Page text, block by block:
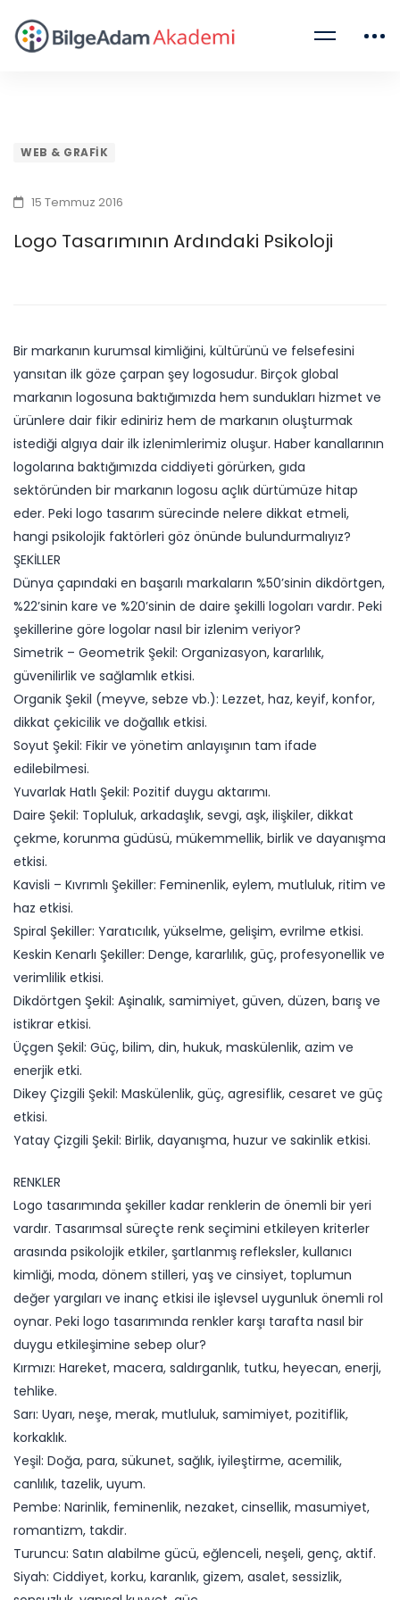
WEB & GRAFIK
15 Temmuz 2016
Logo Tasarımının Ardındaki Psikoloji
Bir markanın kurumsal kimliğini, kültürünü ve felsefesini
yansıtan ilk göze çarpan şey logosudur. Birçok global
markanın logosuna baktığımızda hem sundukları hizmet ve
ürünlere dair fikir ediniriz hem de markanın oluşturmak
istediği algıya dair ilk izlenimlerimiz oluşur. Haber kanallarının
logolarına baktığımızda ciddiyeti görürken, gıda
sektöründen bir markanın logosu açlık dürtümüze hitap
eder. Peki logo tasarım sürecinde nelere dikkat etmeli,
hangi psikolojik faktörleri göz önünde bulundurmalıyız?
ŞEKİLLER
Dünya çapındaki en başarılı markaların %50’sinin dikdörtgen,
%22’sinin kare ve %20’sinin de daire şekilli logoları vardır. Peki
şekillerine göre logolar nasıl bir izlenim veriyor?
Simetrik – Geometrik Şekil: Organizasyon, kararlılık,
güvenilirlik ve sağlamlık etkisi.
Organik Şekil (meyve, sebze vb.): Lezzet, haz, keyif, konfor,
dikkat çekicilik ve doğallık etkisi.
Soyut Şekil: Fikir ve yönetim anlayışının tam ifade
edilebilmesi.
Yuvarlak Hatlı Şekil: Pozitif duygu aktarımı.
Daire Şekil: Topluluk, arkadaşlık, sevgi, aşk, ilişkiler, dikkat
çekme, korunma güdüsü, mükemmellik, birlik ve dayanışma
etkisi.
Kavisli – Kıvrımlı Şekiller: Feminenlik, eylem, mutluluk, ritim ve
haz etkisi.
Spiral Şekiller: Yaratıcılık, yükselme, gelişim, evrilme etkisi.
Keskin Kenarlı Şekiller: Denge, kararlılık, güç, profesyonellik ve
verimlilik etkisi.
Dikdörtgen Şekil: Aşinalık, samimiyet, güven, düzen, barış ve
istikrar etkisi.
Üçgen Şekil: Güç, bilim, din, hukuk, maskülenlik, azim ve
enerjik etki.
Dikey Çizgili Şekil: Maskülenlik, güç, agresiflik, cesaret ve güç
etkisi.
Yatay Çizgili Şekil: Birlik, dayanışma, huzur ve sakinlik etkisi.
RENKLER
Logo tasarımında şekiller kadar renklerin de önemli bir yeri
vardır. Tasarımsal süreçte renk seçimini etkileyen kriterler
arasında psikolojik etkiler, şartlanmış refleksler, kullanıcı
kimliği, moda, dönem stilleri, yaş ve cinsiyet, toplumun
değer yargıları ve inanç etkisi ile işlevsel uygunluk önemli rol
oynar. Peki logo tasarımında renkler karşı tarafta nasıl bir
duygu etkileşimine sebep olur?
Kırmızı: Hareket, macera, saldırganlık, tutku, heyecan, enerji,
tehlike.
Sarı: Uyarı, neşe, merak, mutluluk, samimiyet, pozitiflik,
korkaklık.
Yeşil: Doğa, para, sükunet, sağlık, iyileştirme, acemilik,
canlılık, tazelik, uyum.
Pembe: Narinlik, feminenlik, nezaket, cinsellik, masumiyet,
romantizm, takdir.
Turuncu: Satın alabilme gücü, eğlenceli, neşeli, genç, aktif.
Siyah: Ciddiyet, korku, karanlık, gizem, asalet, sessizlik,